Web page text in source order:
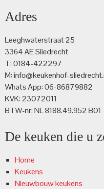
Adres
Leeghwaterstraat 25
3364 AE Sliedrecht
T: 0184-422297
M: info@keukenhof-
Whats App: 06-86879882
KVK: 23072011
BTW-nr: NL 8188.49.952 B01
De keuken die u
Home
Keukens
Nieuwbouw keukens